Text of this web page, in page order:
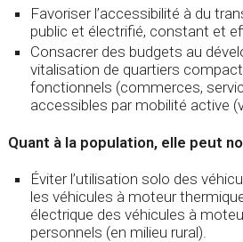
Favoriser l’accessibilité à du
public et électrifié, constant et
Consacrer des budgets au
vitalisation de quartiers
fonctionnels (commerces,
accessibles par mobilité active
Quant à la population, elle peut
Éviter l’utilisation solo des
les véhicules à moteur
électrique des véhicules à
personnels (en milieu rural).